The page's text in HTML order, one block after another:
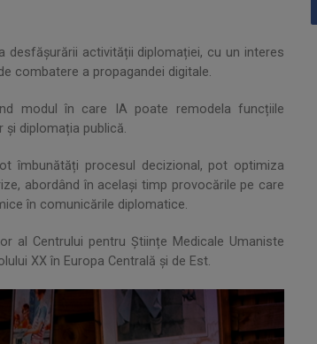
desfășurării activității diplomației, cu un interes
combatere a propagandei digitale.
modul în care IA poate remodela funcțiile
și diplomația publică.
îmbunătăți procesul decizional, pot optimiza
abordând în același timp provocările pe care
în comunicările diplomatice.
al Centrului pentru Științe Medicale Umaniste
XX în Europa Centrală și de Est.